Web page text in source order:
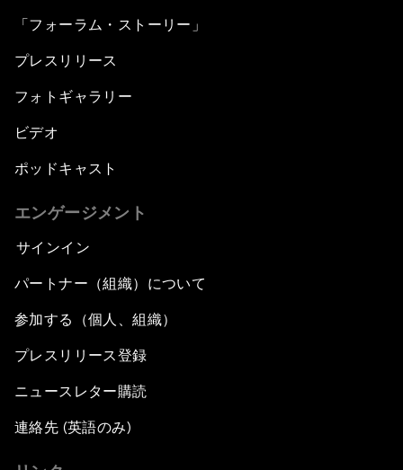
「フォーラム・ストーリー」
プレスリリース
フォトギャラリー
ビデオ
ポッドキャスト
エンゲージメント
サインイン
パートナー（組織）について
参加する（個人、組織）
プレスリリース登録
ニュースレター購読
連絡先 (英語のみ)